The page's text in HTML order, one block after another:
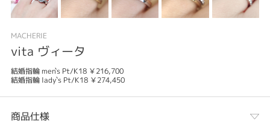
MACHERIE
vita ヴィータ
結婚指輪 men`s Pt/K18 ￥216,700
結婚指輪 lady`s Pt/K18 ￥274,450
商品仕様